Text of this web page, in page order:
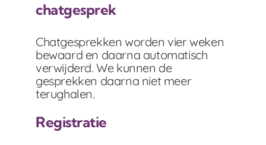
chatgesprek
Chatgesprekken worden vier weken
bewaard en daarna automatisch
verwijderd. We kunnen de
gesprekken daarna niet meer
terughalen.
Registratie